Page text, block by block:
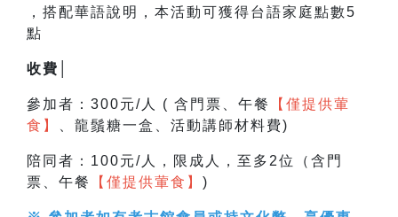
，搭配華語說明， 本活動可獲得台語家庭點數5
點
收費│
參加者：300元/人 ( 含門票、午餐
【僅提供葷
食】
、龍鬚糖一盒、活動講師材料費)
陪同者：100元/人，限成人，至多2位（含門
票、午餐
【僅提供葷食】 )